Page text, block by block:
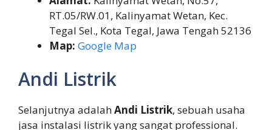
RT.05/RW.01, Kalinyamat Wetan, Kec.
Tegal Sel., Kota Tegal, Jawa Tengah 52136
Map: Google Map
Andi Listrik
Selanjutnya adalahAndi Listrik, sebuah usaha
jasa instalasi listrik yang sangat professional.